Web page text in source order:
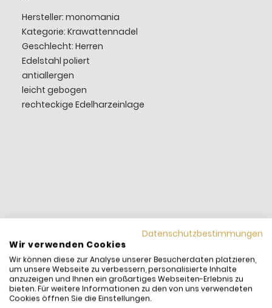
Hersteller: monomania
Kategorie: Krawattennadel
Geschlecht: Herren
Edelstahl poliert
antiallergen
leicht gebogen
rechteckige Edelharzeinlage
Datenschutzbestimmungen
Wir verwenden Cookies
Wir können diese zur Analyse unserer Besucherdaten platzieren,
um unsere Webseite zu verbessern, personalisierte Inhalte
anzuzeigen und Ihnen ein großartiges Webseiten-Erlebnis zu
bieten. Für weitere Informationen zu den von uns verwendeten
Cookies öffnen Sie die Einstellungen.